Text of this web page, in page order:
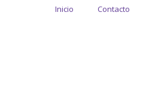
Inicio Contacto